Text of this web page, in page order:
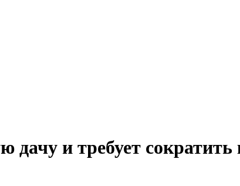
и требует сократить